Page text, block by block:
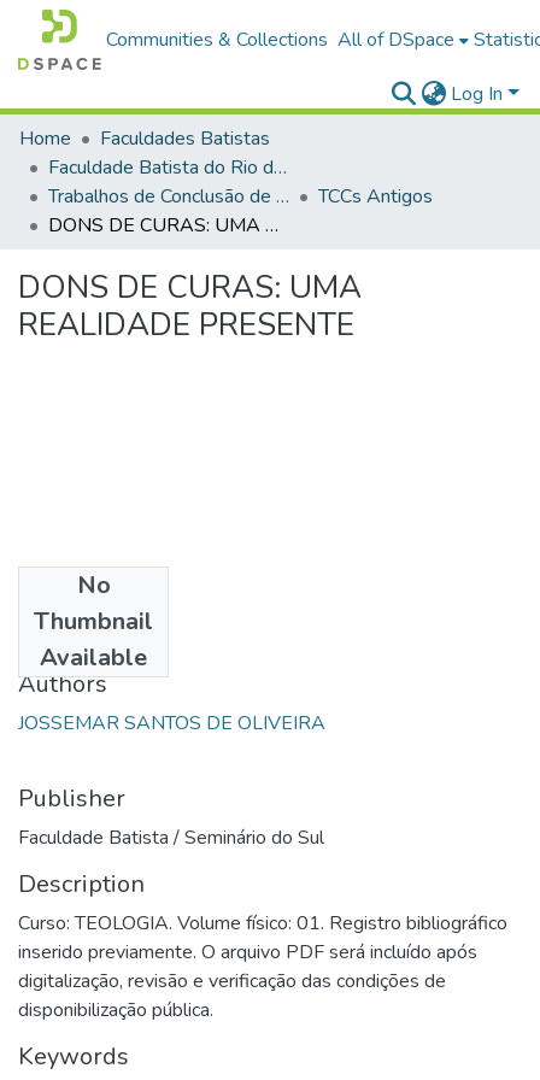
Communities & Collections All of DSpace
Log In
Home
Faculdades Batistas
Faculdade Batista do Rio de Janeiro (FABAT-RJ)
Trabalhos de Conclusão de Curso (TCC)
TCCs Antigos
DONS DE CURAS: UMA REALIDADE PRESENTE
DONS DE CURAS: UMA
REALIDADE PRESENTE
No
Thumbnail
Available
1991
Authors
JOSSEMAR SANTOS DE OLIVEIRA
Publisher
Faculdade Batista / Seminário do Sul
Description
Curso: TEOLOGIA. Volume físico: 01. Registro bibliográfico
inserido previamente. O arquivo PDF será incluído após
digitalização, revisão e verificação das condições de
disponibilização pública.
Keywords